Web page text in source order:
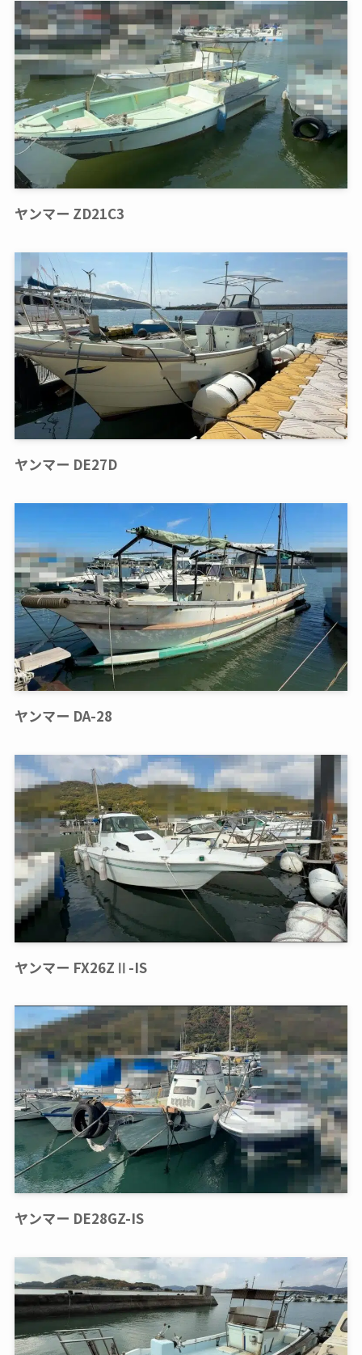
ヤンマー ZD21C3
ヤンマー DE27D
ヤンマー DA-28
ヤンマー FX26ZⅡ-IS
ヤンマー DE28GZ-IS